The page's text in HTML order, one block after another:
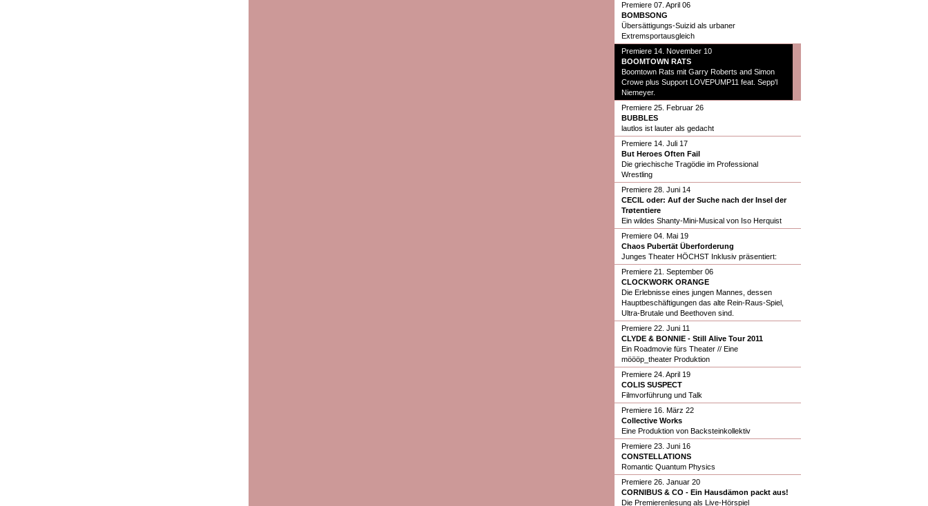
Premiere 07. April 06
BOMBSONG
Übersättigungs-Suizid als urbaner
Extremsportausgleich
Premiere 14. November 10
BOOMTOWN RATS
Boomtown Rats mit Garry Roberts and Simon
Crowe plus Support LOVEPUMP11 feat. Sepp'l
Niemeyer.
Premiere 25. Februar 26
BUBBLES
lautlos ist lauter als gedacht
Premiere 14. Juli 17
But Heroes Often Fail
Die griechische Tragödie im Professional
Wrestling
Premiere 28. Juni 14
CECIL oder: Auf der Suche nach der Insel der
Trøtentiere
Ein wildes Shanty-Mini-Musical von Iso Herquist
Premiere 04. Mai 19
Chaos Pubertät Überforderung
Junges Theater HÖCHST Inklusiv präsentiert:
Premiere 21. September 06
CLOCKWORK ORANGE
Die Erlebnisse eines jungen Mannes, dessen
Hauptbeschäftigungen das alte Rein-Raus-Spiel,
Ultra-Brutale und Beethoven sind.
Premiere 22. Juni 11
CLYDE & BONNIE - Still Alive Tour 2011
Ein Roadmovie fürs Theater // Eine
möööp_theater Produktion
Premiere 24. April 19
COLIS SUSPECT
Filmvorführung und Talk
Premiere 16. März 22
Collective Works
Eine Produktion von Backsteinkollektiv
Premiere 23. Juni 16
CONSTELLATIONS
Romantic Quantum Physics
Premiere 26. Januar 20
CORNIBUS & CO - Ein Hausdämon packt aus!
Die Premierenlesung als Live-Hörspiel